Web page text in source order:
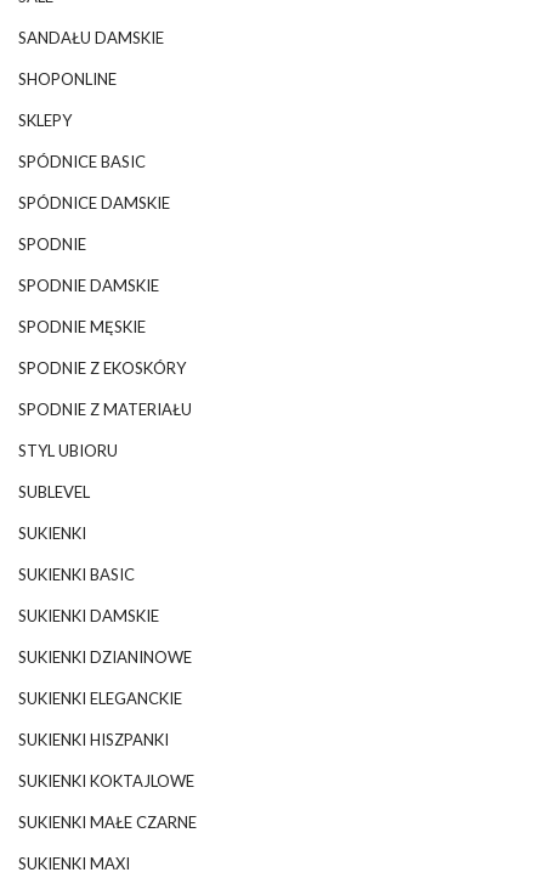
SANDAŁU DAMSKIE
SHOPONLINE
SKLEPY
SPÓDNICE BASIC
SPÓDNICE DAMSKIE
SPODNIE
SPODNIE DAMSKIE
SPODNIE MĘSKIE
SPODNIE Z EKOSKÓRY
SPODNIE Z MATERIAŁU
STYL UBIORU
SUBLEVEL
SUKIENKI
SUKIENKI BASIC
SUKIENKI DAMSKIE
SUKIENKI DZIANINOWE
SUKIENKI ELEGANCKIE
SUKIENKI HISZPANKI
SUKIENKI KOKTAJLOWE
SUKIENKI MAŁE CZARNE
SUKIENKI MAXI